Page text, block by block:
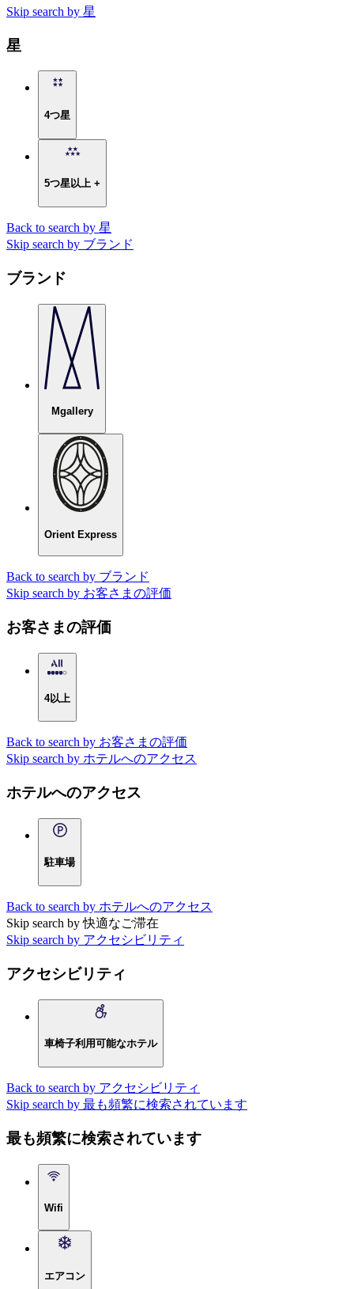
Skip search by 星
星
4つ星
5つ星以上 +
Back to search by 星
Skip search by ブランド
ブランド
Mgallery
Orient Express
Back to search by ブランド
Skip search by お客さまの評価
お客さまの評価
4以上
Back to search by お客さまの評価
Skip search by ホテルへのアクセス
ホテルへのアクセス
駐車場
Back to search by ホテルへのアクセス
Skip search by 快適なご滞在
Skip search by アクセシビリティ
アクセシビリティ
車椅子利用可能なホテル
Back to search by アクセシビリティ
Skip search by 最も頻繁に検索されています
最も頻繁に検索されています
Wifi
エアコン